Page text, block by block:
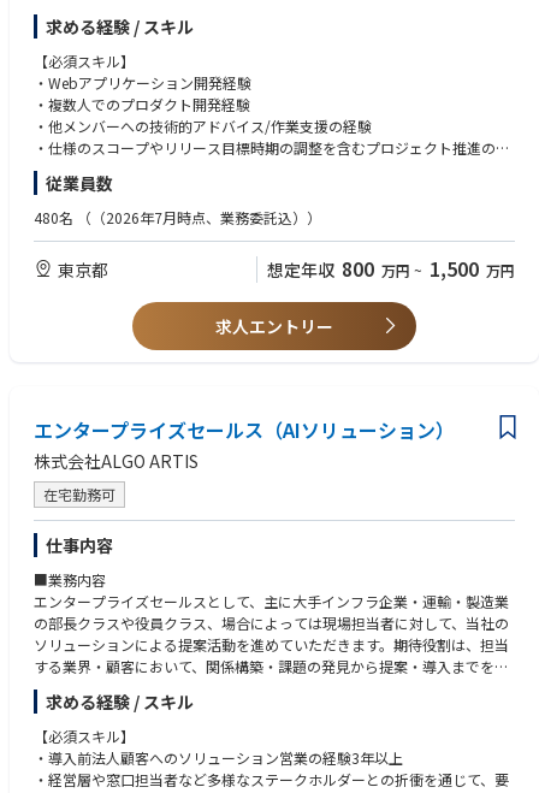
ョナルが世界中におり、相互に協力しながらプロジェクトを遂行するチー
ムワークのカルチャーの中で、継続的に学ぶことができるトレーニングプ
ログラムやキャリアアドバイザー制度を活用しながら、新たなキャリアを
進んでいただくことができます。
チームワーク、新たなテクノロジーの習得を通じて、クライアントの問題
解決に応えるアバナードは、その先で私達の仕事の結果、人の働き方、コ
ミュニケーションやコラボレーションなど真のヒューマンインパクトをも
アバナードのインクルージョン＆ダイバーシティ（I&D）に関する情報は
こちらをご覧ください。
https://www.avanade.com/ja-jp/about/responsible-business
・Create a future for our people that focuses on:
- Expanding your thinking
- Experimenting courageously
- Learning and pivoting
・Inspire greatness in our people by:
- Empowering every voice
- Encouraging boldness
- Celebrating progress
・Accelerate the impact of our people by:
- Amazing the client
- Prioritizing what matters
- Acting as one
・技術広報
・プロダクトの新機能開発のリード
【開発環境】
・言語：PHP,TypeScript
・フレームワーク：Laravel,Express
・データベース：PostgreSQL
・プロジェクト管理、情報共有ツール：Notion
求める経験 / スキル
【必須スキル】
・Webアプリケーション開発経験
・複数人でのプロダクト開発経験
・他メンバーへの技術的アドバイス/作業支援の経験
・仕様のスコープやリリース目標時期の調整を含むプロジェクト推進の経
験
【歓迎スキル】
・スクラムマスターの経験
・中長期を見据えた組織戦略の立案、実行の経験
【求める人物像】
・主体的に行動し、自らの領域だけに囚われずプロダクトを俯瞰し常に改
・AIやブロックチェーン等最新技術を積極的に学習して顧客オリエンテッ
ドなサービス構築に向け社内外のシステムに実装させたい方
・Mission「次世代によりよい世界を」に共感し、主体的かつ自由に企業カ
ルチャーをゼロから一緒に創りあげていきたい方
従業員数
480名 （（2026年7月時点、業務委託込））
東京都 想定年収 800 万円 ~ 1,500 万円
求人エントリー
エンタープライズセールス（AIソリューション）
株式会社ALGO ARTIS
在宅勤務可
仕事内容
■業務内容
エンタープライズセールスとして、主に大手インフラ企業・運輸・製造業
の部長クラスや役員クラス、場合によっては現場担当者に対して、当社の
ソリューションによる提案活動を進めていただきます。期待役割は、担当
する業界・顧客において、関係構築・課題の発見から提案・導入までをリ
ードし、顧客の事業成果に責任を持つことです。
私たちが扱う産業課題は、一度商談すれば売れる、という種類のものでは
ありません。
顧客の現場の制約条件、業務の暗黙知、既存業務との整合、運用に組み込
求める経験 / スキル
【必須スキル】
・導入前法人顧客へのソリューション営業の経験3年以上
・経営層や窓口担当者など多様なステークホルダーとの折衝を通じて、要